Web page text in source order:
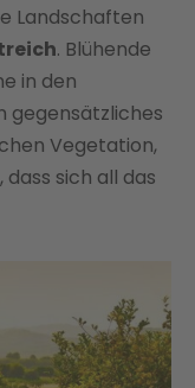
Landschaften
. Blühende
in den
gegensätzliches
Vegetation,
sich all das